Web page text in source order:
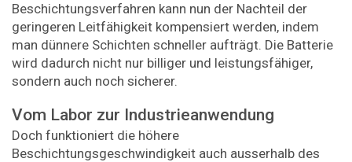
Beschichtungsverfahren kann nun der Nachteil der
geringeren Leitfähigkeit kompensiert werden, indem
man dünnere Schichten schneller aufträgt. Die Batterie
wird dadurch nicht nur billiger und leistungsfähiger,
sondern auch noch sicherer.
Vom Labor zur Industrieanwendung
Doch funktioniert die höhere
Beschichtungsgeschwindigkeit auch ausserhalb des